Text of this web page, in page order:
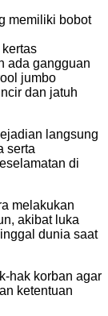
memiliki bobot
ada gangguan
jumbo
dan jatuh
langsung
serta
di
melakukan
akibat luka
dunia saat
hak korban agar
ketentuan